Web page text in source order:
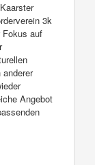
3k
Fokus auf
Angebot